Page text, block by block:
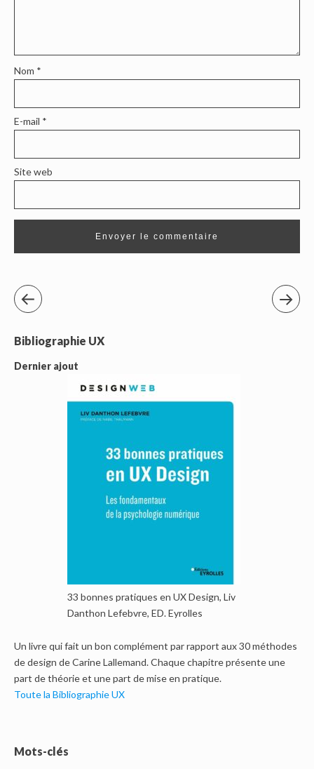
Nom *
E-mail *
Site web
Bibliographie UX
Dernier ajout
33 bonnes pratiques en UX Design, Liv
Danthon Lefebvre, ED. Eyrolles
Un livre qui fait un bon complément par rapport aux 30 méthodes
de design de Carine Lallemand. Chaque chapitre présente une
part de théorie et une part de mise en pratique.
Toute la Bibliographie UX
Mots-clés